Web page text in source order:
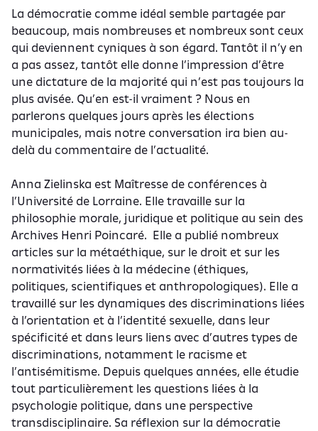
La démocratie comme idéal semble partagée par
beaucoup, mais nombreuses et nombreux sont ceux
qui deviennent cyniques à son égard. Tantôt il n’y en
a pas assez, tantôt elle donne l’impression d’être
une dictature de la majorité qui n’est pas toujours la
plus avisée. Qu’en est-il vraiment ? Nous en
parlerons quelques jours après les élections
municipales, mais notre conversation ira bien au-
delà du commentaire de l’actualité.
Anna Zielinska est Maîtresse de conférences à
l’Université de Lorraine. Elle travaille sur la
philosophie morale, juridique et politique au sein des
Archives Henri Poincaré. Elle a publié nombreux
articles sur la métaéthique, sur le droit et sur les
normativités liées à la médecine (éthiques,
politiques, scientifiques et anthropologiques). Elle a
travaillé sur les dynamiques des discriminations liées
à l’orientation et à l’identité sexuelle, dans leur
spécificité et dans leurs liens avec d’autres types de
discriminations, notamment le racisme et
l’antisémitisme. Depuis quelques années, elle étudie
tout particulièrement les questions liées à la
psychologie politique, dans une perspective
transdisciplinaire. Sa réflexion sur la démocratie